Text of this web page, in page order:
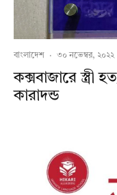
বাংলাদেশ · ৩০ নভেম্বর, ২০২২
কক্সবাজারে স্ত্রী
কারাদন্ড